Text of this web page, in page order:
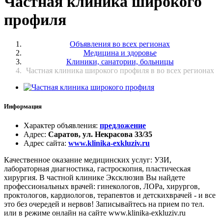
профиля
Объявления во всех регионах
Медицина и здоровье
Клиники, санатории, больницы
Частная клиника широкого профиля в во всех регионах
Информация
Характер объявления: предложение
Адрес: Саратов, ул. Некрасова 33/35
Адрес сайта: www.klinika-exkluziv.ru
Качественное оказание медицинских услуг: УЗИ,
лабораторная диагностика, гастроскопия, пластическая
хирургия. В частной клинике Эксклюзив Вы найдете
профессиональных врачей: гинекологов, ЛОРа, хирургов,
проктологов, кардиологов, терапевтов и детскихврачей - и все
это без очередей и нервов! Записывайтесь на прием по тел.
или в режиме онлайн на сайте www.klinika-exkluziv.ru